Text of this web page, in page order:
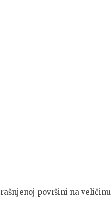
površini na veličinu